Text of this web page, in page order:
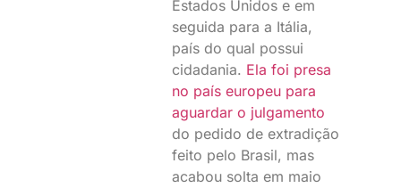
Estados Unidos e em
seguida para a Itália,
país do qual possui
cidadania. Ela foi presa
no país europeu para
aguardar o julgamento
do pedido de extradição
feito pelo Brasil, mas
acabou solta em maio